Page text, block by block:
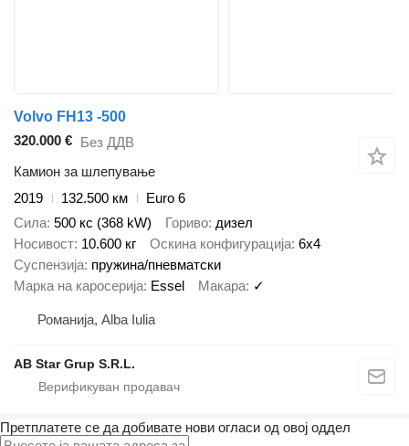
Volvo FH13 -500
320.000 € Без ДДВ
Камион за шлепување
2019
132.500 км
Euro 6
Сила 500 кс (368 kW) Гориво дизел
Носивост 10.600 кг Оскина конфигурација 6x4
Суспензија пружина/пневматски
Марка на каросерија Essel Макара ✓
Романија, Alba Iulia
AB Star Grup S.R.L.
Претплатете се да добивате нови огласи од овој оддел